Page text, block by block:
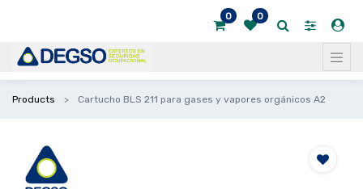
0 0
Products Cartucho BLS 211 para gases y vapores orgánicos A2